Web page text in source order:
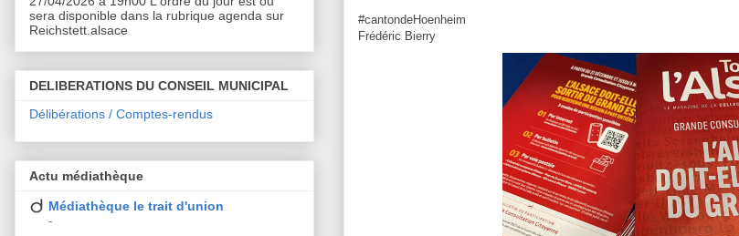
#cantondeHoenheim
Frédéric Bierry
sera disponible dans la rubrique agenda sur
Reichstett.alsace
DELIBERATIONS DU CONSEIL MUNICIPAL
Délibérations / Comptes-rendus
Actu médiathèque
Médiathèque le trait d'union
-